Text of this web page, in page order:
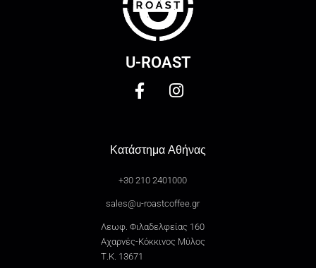
U-ROAST
Κατάστημα Αθήνας
+30 210 2401000
sales@u-roastcoffee.gr
Λεωφ. Φιλαδελφείας 160
Αχαρνές-Κόκκινος Μύλος
Τ.Κ. 13671